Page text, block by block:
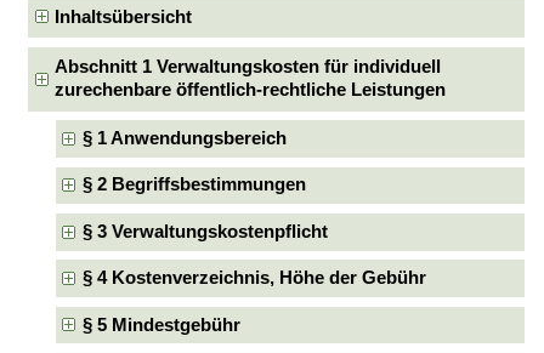
Inhaltsübersicht
Abschnitt 1 Verwaltungskosten für individuell
zurechenbare öffentlich-rechtliche Leistungen
§ 1 Anwendungsbereich
§ 2 Begriffsbestimmungen
§ 3 Verwaltungskostenpflicht
§ 4 Kostenverzeichnis, Höhe der Gebühr
§ 5 Mindestgebühr